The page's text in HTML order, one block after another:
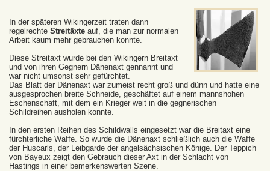
In der späteren Wikingerzeit traten dann
regelrechte Streitäxte auf, die man zur normalen
Arbeit kaum mehr gebrauchen konnte.
Diese Streitaxt wurde bei den Wikingern Breitaxt
und von ihren Gegnern Dänenaxt gennannt und
war nicht umsonst sehr gefürchtet.
Das Blatt der Dänenaxt war zumeist recht groß und dünn und hatte eine
ausgesprochen breite Schneide, geschäftet auf einem mannshohen
Eschenschaft, mit dem ein Krieger weit in die gegnerischen
Schildreihen ausholen konnte.
In den ersten Reihen des Schildwalls eingesetzt war die Breitaxt eine
fürchterliche Waffe. So wurde die Dänenaxt schließlich auch die Waffe
der Huscarls, der Leibgarde der angelsächsischen Könige. Der Teppich
von Bayeux zeigt den Gebrauch dieser Axt in der Schlacht von
Hastings in einer bemerkenswerten Szene.